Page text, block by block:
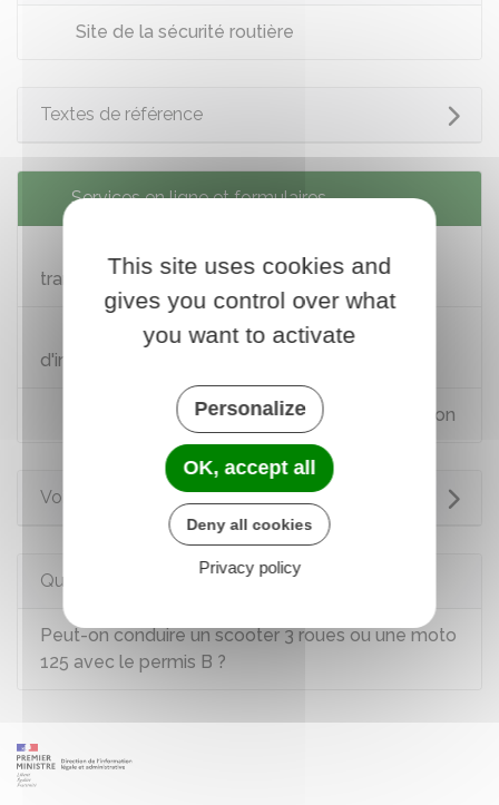
Site de la sécurité routière
Textes de référence
Services en ligne et formulaires
Demander une carte grise suite à la
transformation du véhicule
Suivez votre demande de certificat
d'immatriculation
Calculer le coût du certificat d'immatriculation
Voir aussi
Questions ? Réponses !
Peut-on conduire un scooter 3 roues ou une moto
125 avec le permis B ?
This site uses cookies and
gives you control over what
you want to activate
Personalize
OK, accept all
Deny all cookies
Privacy policy